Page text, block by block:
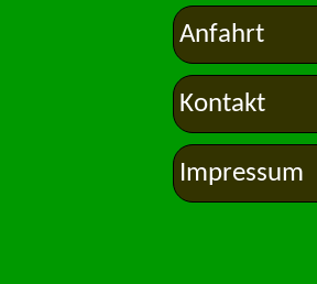
Anfahrt
Kontakt
Impressum